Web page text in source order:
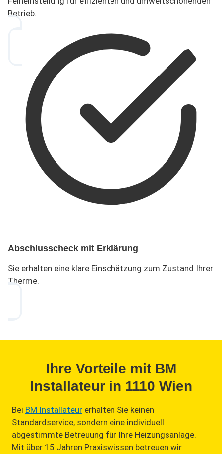
Betrieb.
Abschlusscheck mit Erklärung
Sie erhalten eine klare Einschätzung zum Zustand Ihrer
Therme.
Ihre Vorteile mit BM
Installateur in 1110 Wien
Bei BM Installateur erhalten Sie keinen
Standardservice, sondern eine individuell
abgestimmte Betreuung für Ihre Heizungsanlage.
Mit über 15 Jahren Praxiswissen betreuen wir